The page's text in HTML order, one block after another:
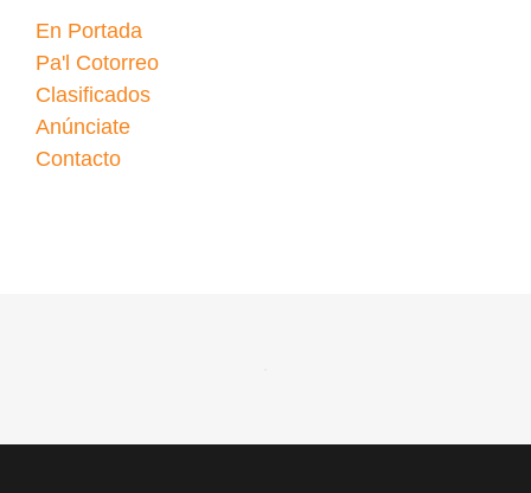
En Portada
Pa'l Cotorreo
Clasificados
Anúnciate
Contacto